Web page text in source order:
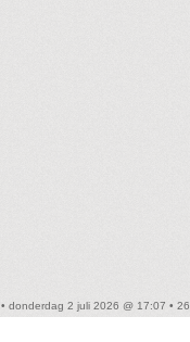
• donderdag 2 juli 2026 @ 17:07 • 26